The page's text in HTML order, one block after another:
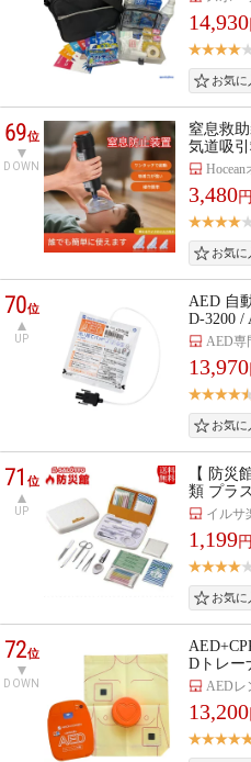
14,930
69位
DOWN
窒息救
気道吸
3,480円
70位
UP
AED 自
D-3200 /
AED専
13,970
71位
UP
【 防災
類 プラ
イルサ
1,199円
72位
DOWN
Dトレー
AED
13,200